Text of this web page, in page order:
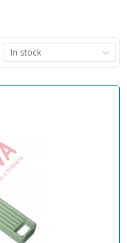
In stock